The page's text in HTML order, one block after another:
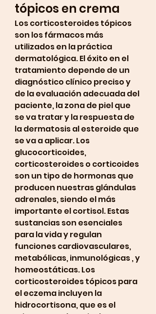
tópicos en crema
Los corticosteroides tópicos
son los fármacos más
utilizados en la práctica
dermatológica. El éxito en el
tratamiento depende de un
diagnóstico clínico preciso y
de la evaluación adecuada del
paciente, la zona de piel que
se va tratar y la respuesta de
la dermatosis al esteroide que
se va a aplicar. Los
glucocorticoides,
corticosteroides o corticoides
son un tipo de hormonas que
producen nuestras glándulas
adrenales, siendo el más
importante el cortisol. Estas
sustancias son esenciales
para la vida y regulan
funciones cardiovasculares,
metabólicas, inmunológicas , y
homeostáticas. Los
corticosteroides tópicos para
el eczema incluyen la
hidrocortisona, que es el